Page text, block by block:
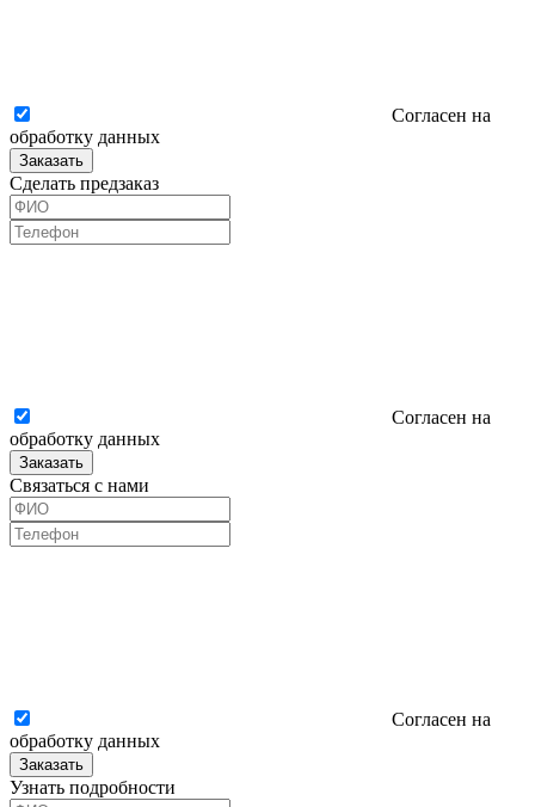
Согласен на
обработку данных
Заказать
Сделать предзаказ
Согласен на
обработку данных
Заказать
Связаться с нами
Согласен на
обработку данных
Заказать
Узнать подробности